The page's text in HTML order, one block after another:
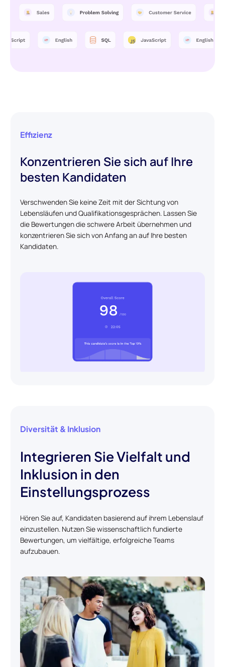
Effizienz
Konzentrieren Sie sich auf Ihre
besten Kandidaten
Verschwenden Sie keine Zeit mit der Sichtung von
Lebensläufen und Qualifikationsgesprächen. Lassen Sie
die Bewertungen die schwere Arbeit übernehmen und
konzentrieren Sie sich von Anfang an auf Ihre besten
Kandidaten.
Diversität & Inklusion
Integrieren Sie Vielfalt und
Inklusion in den
Einstellungsprozess
Hören Sie auf, Kandidaten basierend auf ihrem Lebenslauf
einzustellen. Nutzen Sie wissenschaftlich fundierte
Bewertungen, um vielfältige, erfolgreiche Teams
aufzubauen.